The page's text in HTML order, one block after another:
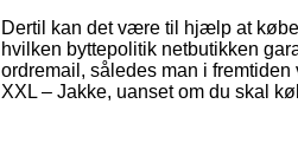
Dertil kan det være til hjælp at
hvilken byttepolitik netbutikken
ordremail, således man i
XXL – Jakke, uanset om du skal